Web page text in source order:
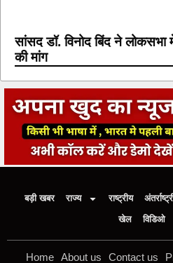
सांसद डॉ. विनोद बिंद ने
की मांग
बड़ी खबर राज्य राष्ट्रीय
खेल
विडिओ
Home About us Contact us